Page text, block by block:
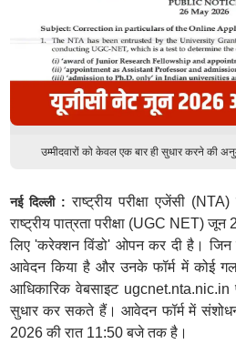
उम्मीदवारों को केवल एक बार ही सुधार करने की
नई दिल्ली : राष्ट्रीय परीक्षा एजेंसी
राष्ट्रीय पात्रता परीक्षा (UGC NET)
लिए 'करेक्शन विंडो' ओपन कर दी है। जिन
आवेदन किया है और उनके फॉर्म में कोई
आधिकारिक वेबसाइट
सुधार कर सकते हैं। आवेदन फॉर्म में
2026 की रात 11:50 बजे तक है।